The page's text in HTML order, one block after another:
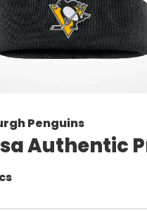
Penguins
Authentic